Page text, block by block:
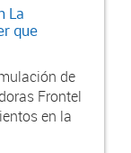
La
que
de
Frontel
en la